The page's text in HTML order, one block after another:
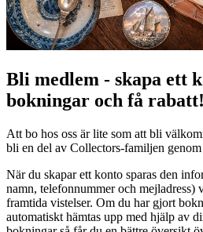
Bli medlem - skapa ett
bokningar och få rabatt!
Att bo hos oss är lite som att bli
bli en del av Collectors-familjen
När du skapar ett konto sparas den
namn, telefonnummer och mejladress)
framtida vistelser. Om du har gjort
automatiskt hämtas upp med hjälp av